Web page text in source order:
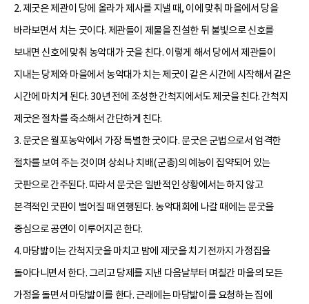
2. 제굿은 제관이 당에 올라가 제사를 지낼 때, 이에 맞춰 마을에서 당을
바라보면서 치는 굿이다. 제관들이 제물을 진설한 뒤 불빛으로 신호를
보내면 신호에 맞춰 농악대가 굿을 친다. 이렇게 해서 당에서 제관들이
지내는 당제와 마을에서 농악대가 치는 제굿이 같은 시간에 시작해서 같은
시간에 마치게 된다. 30년 전에 조성한 간척지에서도 제굿을 친다. 간척지
제굿은 절차를 축소해서 간단하게 친다.
3. 문굿은 월포농악에서 가장 특별한 굿이다. 문굿은 군법으로서 엄격한
절차를 보여 주는 것이며 상쇠나 치배(군총)의 예능이 집약되어 있는
굿판으로 간주된다. 따라서 문굿은 일반적인 상황에서는 하지 않고
본격적인 굿판이 벌어질 때 연행된다. 농악대회에 나갈 때에는 문굿을
중심으로 공연이 이루어지곤 한다.
4. 마당밟이는 간척지굿을 마치고 밤에 제굿을 치기 전까지 가정집을
돌아다니면서 한다. 그리고 당제를 지낸 다음날부터 며칠간 마을의 모든
가정을 돌면서 마당밟이를 한다. 근래에는 마당밟이를 요청하는 집에